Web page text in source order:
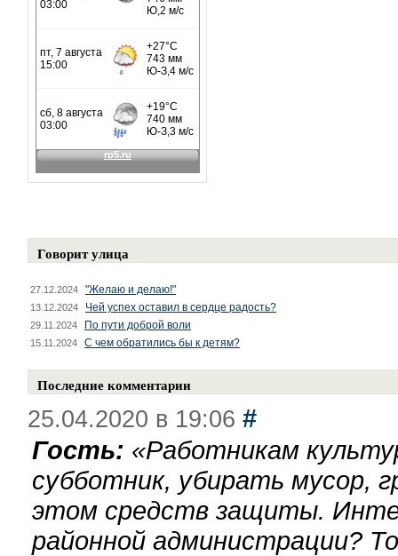
Говорит улица
27.12.2024 "Желаю и делаю!"
13.12.2024 Чей успех оставил в сердце радость?
29.11.2024 По пути доброй воли
15.11.2024 С чем обратились бы к детям?
Последние комментарии
25.04.2020 в 19:06 #
Гость: «Работникам
субботник, убирать мусор,
этом средств защиты.
районной администрации?